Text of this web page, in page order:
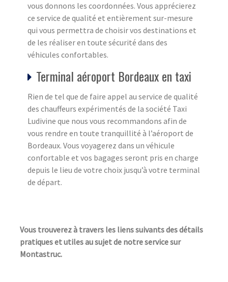
vous donnons les coordonnées. Vous apprécierez
ce service de qualité et entièrement sur-mesure
qui vous permettra de choisir vos destinations et
de les réaliser en toute sécurité dans des
véhicules confortables.
Terminal aéroport Bordeaux en taxi
Rien de tel que de faire appel au service de qualité
des chauffeurs expérimentés de la société Taxi
Ludivine que nous vous recommandons afin de
vous rendre en toute tranquillité à l’aéroport de
Bordeaux. Vous voyagerez dans un véhicule
confortable et vos bagages seront pris en charge
depuis le lieu de votre choix jusqu’à votre terminal
de départ.
Vous trouverez à travers les liens suivants des détails
pratiques et utiles au sujet de notre service sur
Montastruc.